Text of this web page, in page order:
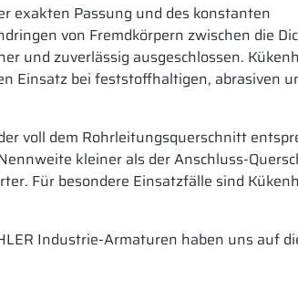
exakten Passung und des konstanten
von Fremdkörpern zwischen die
und zuverlässig ausgeschlossen.
Einsatz bei feststoffhaltigen, abrasiven
voll dem Rohrleitungsquerschnitt
kleiner als der Anschluss-
Für besondere Einsatzfälle sind
Industrie-Armaturen haben uns auf